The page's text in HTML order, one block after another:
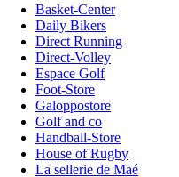
Basket-Center
Daily Bikers
Direct Running
Direct-Volley
Espace Golf
Foot-Store
Galoppostore
Golf and co
Handball-Store
House of Rugby
La sellerie de Maé